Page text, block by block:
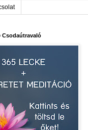
Csodaútravaló